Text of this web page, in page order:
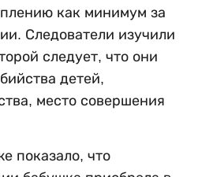
как минимум за
Следователи изучили
следует, что они
детей,
место совершения
показало, что